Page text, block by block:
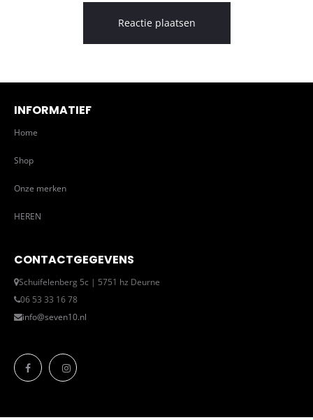
INFORMATIEF
Home
Shop
Onze merken
HEREN
CONTACTGEGEVENS
Schuifelenberg 5c | 5751 hz Deurne
06 53 33 16 78
info@seven10.nl